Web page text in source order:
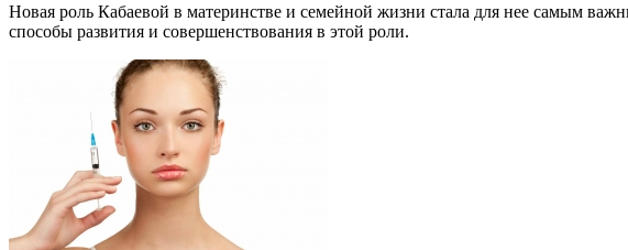
Новая роль Кабаевой в материнстве и семейной жизни стала для нее самым
способы развития и совершенствования в этой роли.